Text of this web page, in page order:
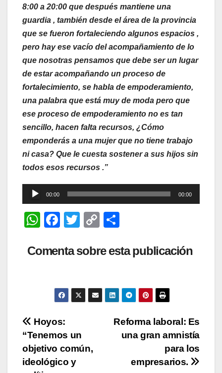
8:00 a 20:00 que después mantiene una
guardia , también desde el área de la provincia
que se fueron fortaleciendo algunos espacios ,
pero hay ese vacío del acompañamiento de lo
que nosotras pensamos que debe ser un lugar
de estar acompañando un proceso de
fortalecimiento, se habla de empoderamiento,
una palabra que está muy de moda pero que
ese proceso de empoderamiento no es tan
sencillo, hacen falta recursos, ¿Cómo
emponderás a una mujer que no tiene trabajo
ni casa? Que le cuesta sostener a sus hijos sin
todos esos recursos .”
Reproductor
de
audio
00:00 00:00
W
at
F
c
b
o
k
T
tt
C
p
Li
n
m
ar
tir
Comenta sobre esta publicación
Navegación
de
entradas
Reforma laboral: Es
una gran amnistía
para los
empresarios.
Hoyos:
“Tenemos un
objetivo común,
ideológico y